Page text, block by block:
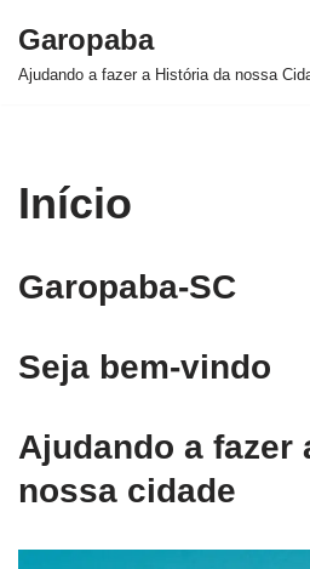
Pular
Garopaba
Ajudando a fazer a História da nossa
Início
Garopaba-SC
Seja bem-vindo
Ajudando a fazer
nossa cidade